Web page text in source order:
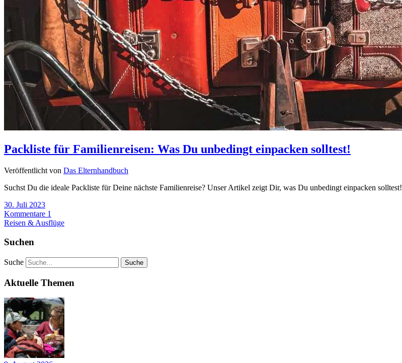
Packliste für Familienreisen: Was Du unbedingt einpacken solltest!
Veröffentlicht von Das Elternhandbuch
Suchst Du die ideale Packliste für Deine nächste Familienreise? Unser Artikel zeigt Dir, was Du unbedingt einpacken solltest!
30. Juli 2023
Kommentare 1
Reisen & Ausflüge
Suchen
Suche
Aktuelle Themen